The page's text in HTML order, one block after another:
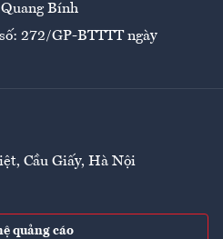
Bính
272/GP-BTTTT ngày
Cầu Giấy, Hà Nội
quảng cáo